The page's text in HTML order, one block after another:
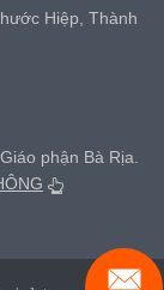
Hiệp, Thành
phận Bà Rịa.